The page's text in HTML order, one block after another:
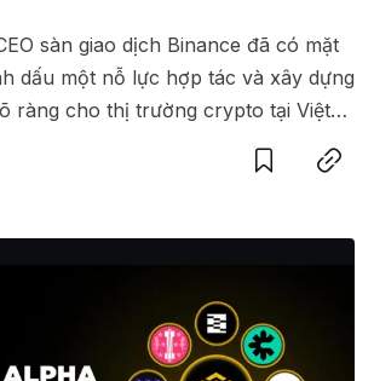
sàn giao dịch Binance đã có mặt
dấu một nỗ lực hợp tác và xây dựng
ràng cho thị trường crypto tại Việt
SaveCopy link